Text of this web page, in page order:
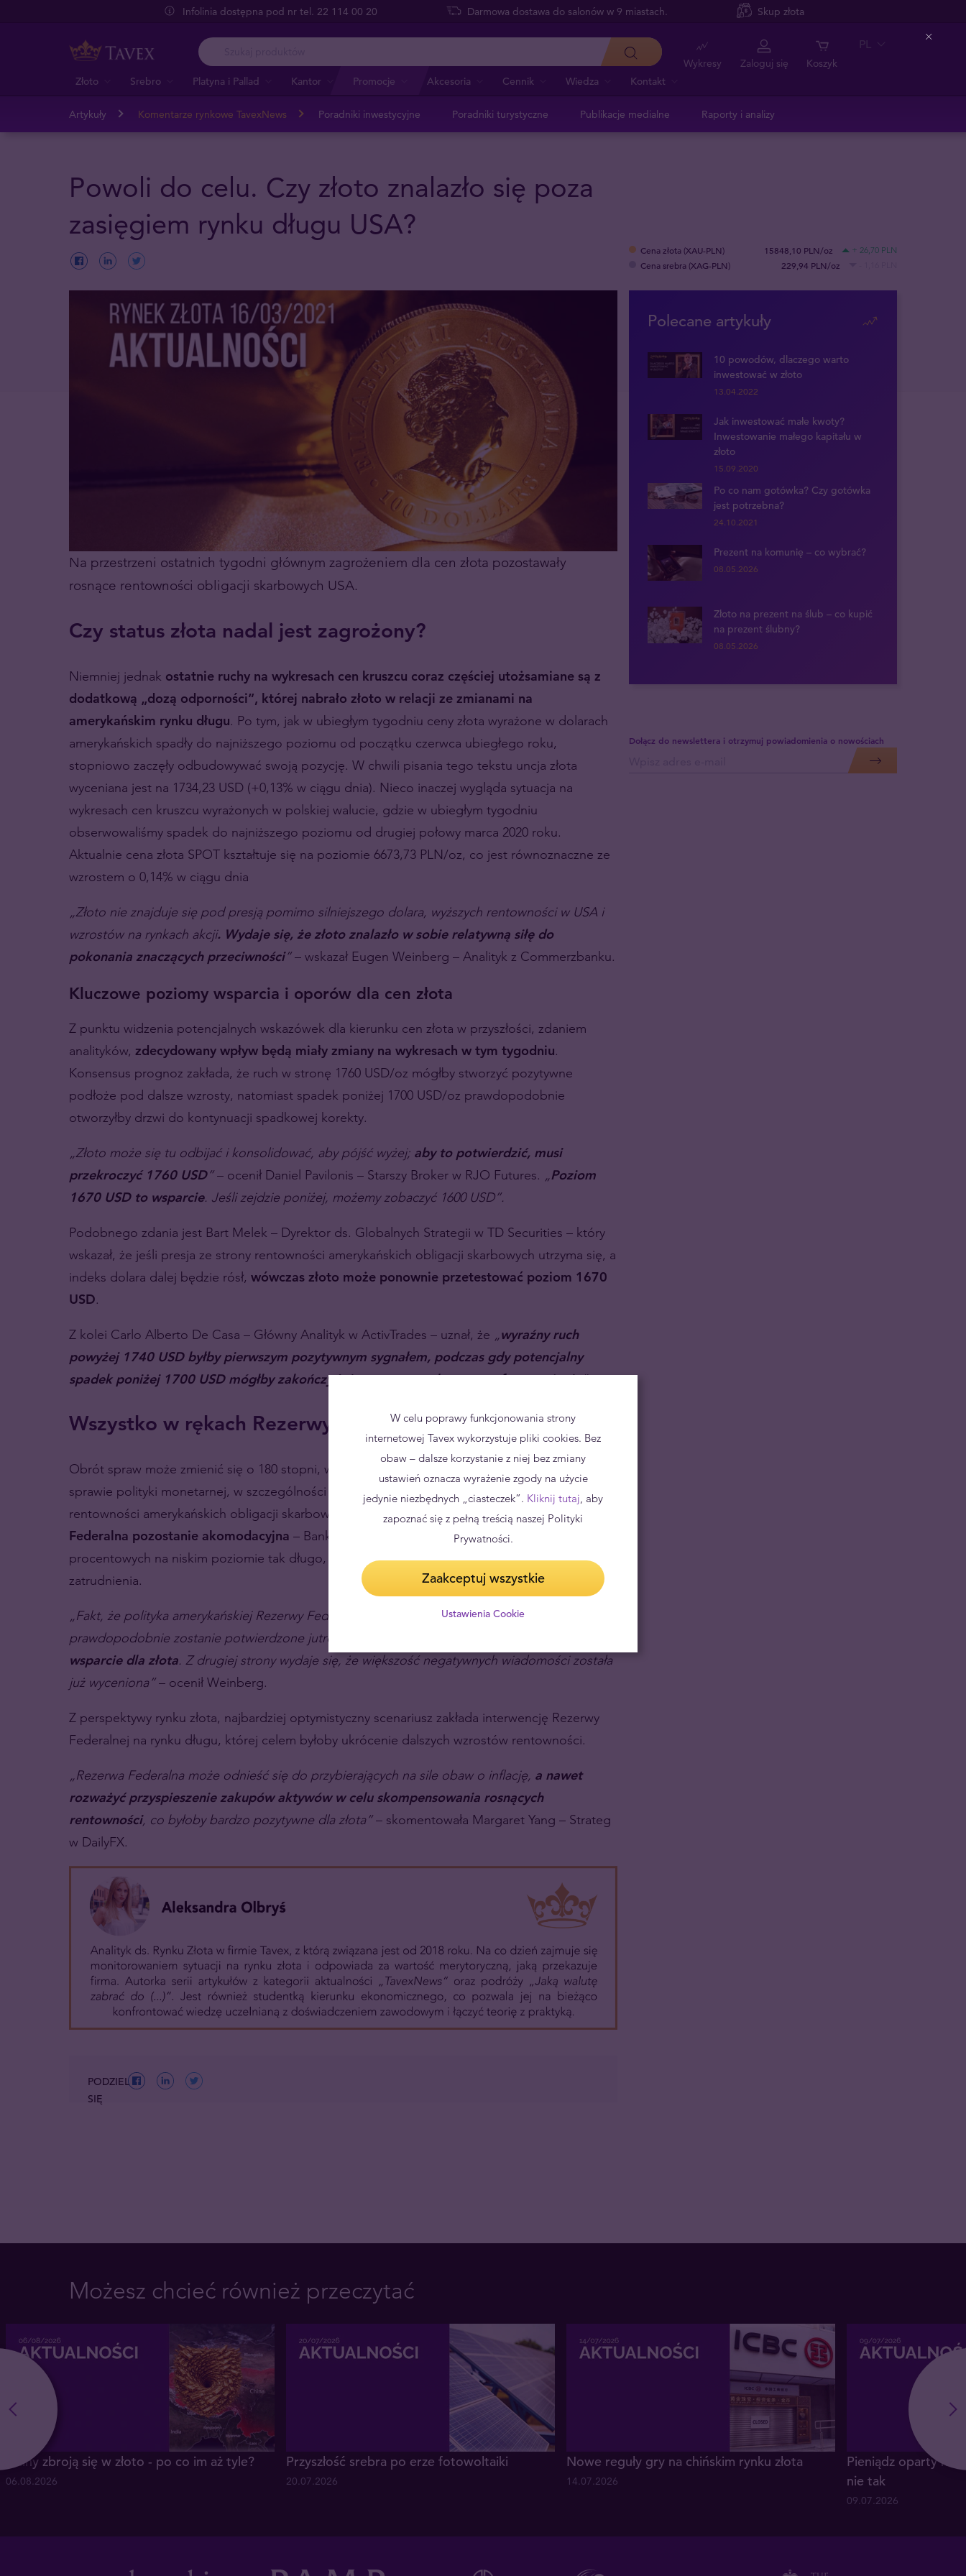
Infolinia dostępna pod nr tel. 22 114 00 20 Darmowa dostawa do salonów w 9 miastach. Skup złota
Złoto Srebro Platyna i Pallad Kantor Promocje Akcesoria Cennik Wiedza Kontakt
Wykresy Zaloguj się Koszyk
PL
Artykuły Komentarze rynkowe TavexNews Poradniki inwestycyjne Poradniki turystyczne Publikacje medialne Raporty i analizy
Powoli do celu. Czy złoto znalazło się poza
zasięgiem rynku długu USA?
Cena złota (XAU-PLN) 15848,10 PLN/oz + 26,70 PLN
Cena srebra (XAG-PLN) 229,94 PLN/oz
Na przestrzeni ostatnich tygodni głównym zagrożeniem dla cen złota pozostawały
rosnące rentowności obligacji skarbowych USA.
Czy status złota nadal jest zagrożony?
Niemniej jednak ostatnie ruchy na wykresach cen kruszcu coraz częściej utożsamiane są z
dodatkową „dozą odporności”, której nabrało złoto w relacji ze zmianami na
amerykańskim rynku długu. Po tym, jak w ubiegłym tygodniu ceny złota wyrażone w dolarach
amerykańskich spadły do najniższego poziomu od początku czerwca ubiegłego roku,
stopniowo zaczęły odbudowywać swoją pozycję. W chwili pisania tego tekstu uncja złota
wyceniana jest na 1734,23 USD (+0,13% w ciągu dnia). Nieco inaczej wygląda sytuacja na
wykresach cen kruszcu wyrażonych w polskiej walucie, gdzie w ubiegłym tygodniu
obserwowaliśmy spadek do najniższego poziomu od drugiej połowy marca 2020 roku.
Aktualnie cena złota SPOT kształtuje się na poziomie 6673,73 PLN/oz, co jest równoznaczne ze
wzrostem o 0,14% w ciągu dnia
„Złoto nie znajduje się pod presją pomimo silniejszego dolara, wyższych rentowności w USA i
wzrostów na rynkach akcji. Wydaje się, że złoto znalazło w sobie relatywną siłę do
pokonania znaczących przeciwności”– wskazał Eugen Weinberg – Analityk z Commerzbanku.
Kluczowe poziomy wsparcia i oporów dla cen złota
Z punktu widzenia potencjalnych wskazówek dla kierunku cen złota w przyszłości, zdaniem
analityków, zdecydowany wpływ będą miały zmiany na wykresach w tym tygodniu.
Konsensus prognoz zakłada, że ruch w stronę 1760 USD/oz mógłby stworzyć pozytywne
podłoże pod dalsze wzrosty, natomiast spadek poniżej 1700 USD/oz prawdopodobnie
otworzyłby drzwi do kontynuacji spadkowej korekty.
„Złoto może się tu odbijać i konsolidować, aby pójść wyżej; aby to potwierdzić, musi
przekroczyć 1760 USD”– ocenił Daniel Pavilonis – Starszy Broker w RJO Futures. „Poziom
1670 USD to wsparcie. Jeśli zejdzie poniżej, możemy zobaczyć 1600 USD”.
Podobnego zdania jest Bart Melek – Dyrektor ds. Globalnych Strategii w TD Securities – który
wskazał, że jeśli presja ze strony rentowności amerykańskich obligacji skarbowych utrzyma się, a
indeks dolara dalej będzie rósł, wówczas złoto może ponownie przetestować poziom 1670
USD.
Z kolei Carlo Alberto De Casa – Główny Analityk w ActivTrades – uznał, że „wyraźny ruch
powyżej 1740 USD byłby pierwszym pozytywnym sygnałem, podczas gdy potencjalny
spadek poniżej 1700 USD mógłby zakończyć się powrotem złota w strefę zagrożenia”.
Wszystko w rękach Rezerwy Federalnej
Obrót spraw może zmienić się o 180 stopni, w zależności od stanowiska Rezerwy Federalnej w
sprawie polityki monetarnej, w szczególności kwestii nasilających się obaw o inflację i wzrostu
rentowności amerykańskich obligacji skarbowych. Niemniej jednak
oczekuje się, że Rezerwa
Federalna pozostanie akomodacyjna – Bank Centralny zobowiązał się do utrzymania stóp
procentowych na niskim poziomie tak długo, jak będzie tego wymagało osiągnięcie pełni
zatrudnienia.
„Fakt, że polityka amerykańskiej Rezerwy Federalnej najpewniej zostanie gołębia, co
prawdopodobnie zostanie potwierdzone jutro [wypowiedź z wczoraj – przyp. red.],
wsparcie dla złota. Z drugiej strony wydaje się, że większość negatywnych wiadomości została
już wyceniona”– ocenił Weinberg.
Z perspektywy rynku złota, najbardziej optymistyczny scenariusz zakłada interwencję Rezerwy
Federalnej na rynku długu, której celem byłoby ukrócenie dalszych wzrostów rentowności.
„Rezerwa Federalna może odnieść się do przybierających na sile obaw o inflację, a nawet
rozważyć przyspieszenie zakupów aktywów w celu skompensowania rosnących
rentowności, co byłoby bardzo pozytywne dla złota”– skomentowała Margaret Yang – Strateg
w DailyFX.
PODZIEL
SIĘ
Polecane artykuły
10 powodów, dlaczego warto
inwestować w złoto
13.04.2022
Jak inwestować małe kwoty?
Inwestowanie małego kapitału w
złoto
15.09.2020
Po co nam gotówka? Czy gotówka
jest potrzebna?
24.10.2021
Prezent na komunię – co wybrać?
08.05.2026
Złoto na prezent na ślub – co kupić
na prezent ślubny?
08.05.2026
Dołącz do newslettera i otrzymuj powiadomienia o nowościach
Możesz chcieć również przeczytać
Chiny zbroją się w złoto - po co im aż tyle?
06.08.2026
Przyszłość srebra po erze fotowoltaiki
20.07.2026
Nowe reguły gry na chińskim rynku złota
14.07.2026
Pieniądz oparty na
nie tak
09.07.2026
W celu poprawy funkcjonowania strony
internetowej Tavex wykorzystuje pliki cookies. Bez
obaw – dalsze korzystanie z niej bez zmiany
ustawień oznacza wyrażenie zgody na użycie
jedynie niezbędnych „ciasteczek”. Kliknij tutaj, aby
zapoznać się z pełną treścią naszej Polityki
Prywatności.
Zaakceptuj wszystkie
Ustawienia Cookie
Close